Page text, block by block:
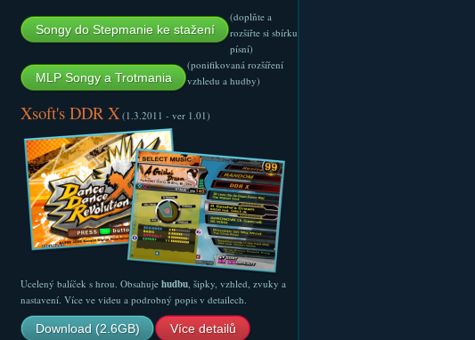
Songy do Stepmanie ke stažení
(doplňte a
rozšiřte si sbírku
písní)
MLP Songy a Trotmania
(ponifikovaná rozšíření
vzhledu a hudby)
Xsoft's DDR X(1.3.2011 - ver 1.01)
Ucelený balíček s hrou. Obsahuje hudbu, šipky, vzhled, zvuky a
nastavení. Více ve videu a podrobný popis v detailech.
Download (2.6GB) Více detailů